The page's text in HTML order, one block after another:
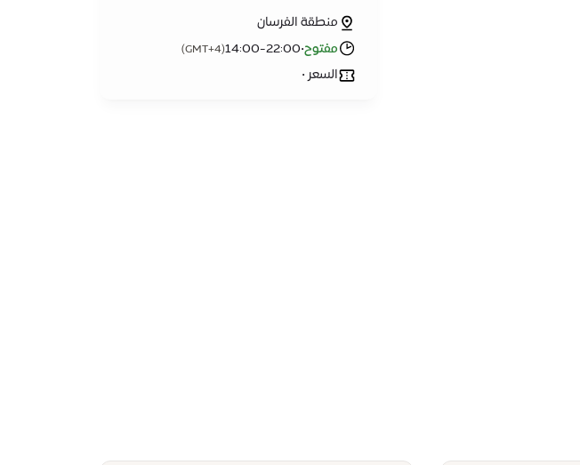
منطقة الفرسان
مفتوح•
14:00-22:00
(GMT+4)
السعر •